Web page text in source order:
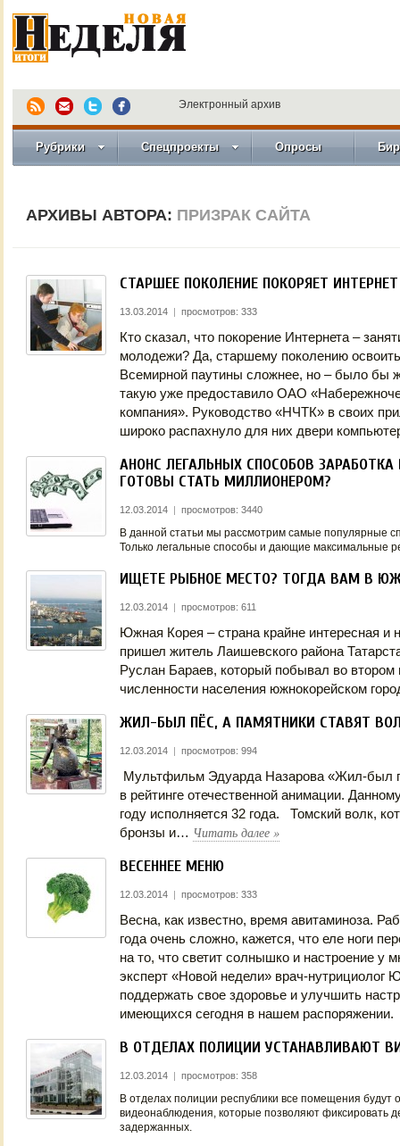
Электронный архив
Рубрики Спецпроекты Опросы
АРХИВЫ АВТОРА: ПРИЗРАК САЙТА
СТАРШЕЕ ПОКОЛЕНИЕ ПОКОРЯЕТ ИНТЕРНЕТ
13.03.2014 | просмотров: 333
Кто сказал, что покорение Интернета –
молодежи? Да, старшему поколению
Всемирной паутины сложнее, но – было бы
такую уже предоставило ОАО
компания». Руководство «НЧТК» в своих
широко распахнуло для них двери
АНОНС ЛЕГАЛЬНЫХ СПОСОБОВ
ГОТОВЫ СТАТЬ МИЛЛИОНЕРОМ?
12.03.2014 | просмотров: 3440
В данной статьи мы рассмотрим самые популярные
Только легальные способы и дающие максимальные
ИЩЕТЕ РЫБНОЕ МЕСТО? ТОГДА ВАМ В
12.03.2014 | просмотров: 611
Южная Корея – страна крайне интересная и
пришел житель Лаишевского района
Руслан Бараев, который побывал во втором
численности населения южнокорейском
ЖИЛ-БЫЛ ПЁС, А ПАМЯТНИКИ СТАВЯТ
12.03.2014 | просмотров: 994
Мультфильм Эдуарда Назарова «Жил-был
в рейтинге отечественной анимации.
году исполняется 32 года. Томский волк,
бронзы и… Читать далее »
ВЕСЕННЕЕ МЕНЮ
12.03.2014 | просмотров: 333
Весна, как известно, время авитаминоза.
года очень сложно, кажется, что еле ноги
на то, что светит солнышко и настроение у
эксперт «Новой недели» врач-нутрициолог
поддержать свое здоровье и улучшить
имеющихся сегодня в нашем распоряжении.
В ОТДЕЛАХ ПОЛИЦИИ УСТАНАВЛИВАЮТ
12.03.2014 | просмотров: 358
В отделах полиции республики все помещения будут
видеонаблюдения, которые позволяют фиксировать
задержанных.